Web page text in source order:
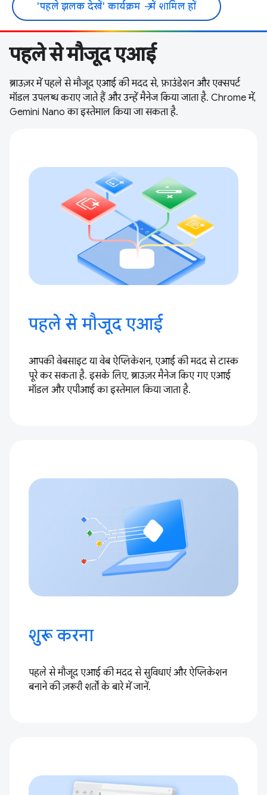
'पहले झलक देखें' कार्यक्रम arrow_forward
में शामिल हों
पहले से मौजूद एआई
ब्राउज़र में पहले से मौजूद एआई की मदद से, फ़ाउंडेशन और एक्सपर्ट
मॉडल उपलब्ध कराए जाते हैं और उन्हें मैनेज किया जाता है. Chrome में,
Gemini Nano का इस्तेमाल किया जा सकता है.
पहले से मौजूद एआई
आपकी वेबसाइट या वेब ऐप्लिकेशन, एआई की मदद से टास्क
पूरे कर सकता है. इसके लिए, ब्राउज़र मैनेज किए गए एआई
मॉडल और एपीआई का इस्तेमाल किया जाता है.
शुरू करना
पहले से मौजूद एआई की मदद से सुविधाएं और ऐप्लिकेशन
बनाने की ज़रूरी शर्तों के बारे में जानें.